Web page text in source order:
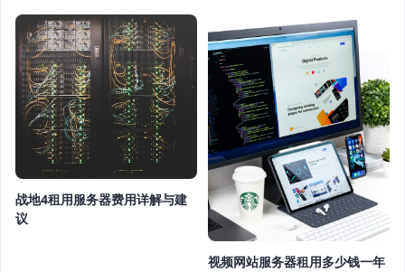
战地4租用服务器费用详解与建
议
视频网站服务器租用多少钱一年